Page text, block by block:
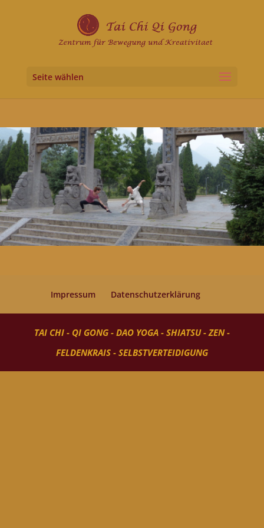
Seite wählen
Impressum Datenschutzerklärung
TAI CHI - QI GONG - DAO YOGA - SHIATSU - ZEN -
FELDENKRAIS - SELBSTVERTEIDIGUNG